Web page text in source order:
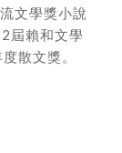
文學獎小說
屆賴和文學
散文獎。